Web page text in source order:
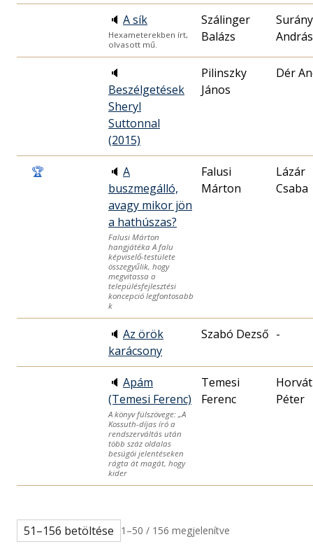
🔈 A sík
Hexameterekben írt,
olvasott mű.
Szálinger
Balázs
András
🔈
Beszélgetések
Sheryl
Suttonnal
(2015)
Pilinszky
János
Dér
🏆 🔈 A
buszmegálló,
avagy mikor jön
a hathúszas?
Falusi Márton
hangjátéka A falu
képviselő-testülete
összegyűlik, hogy
megvitassa a
településfejlesztési
koncepció legfontosabb
k
Falusi
Márton
Lázár
Csaba
🔈 Az örök
karácsony
Szabó Dezső -
🔈 Apám
(Temesi Ferenc)
A könyv fülszövege: „A
Kossuth-díjas író a
rendszerváltás után
több száz oldalas
besúgói jelentéseken
rágta át magát, hogy
kider
Temesi
Ferenc
Péter
51–156 betöltése 1–50 / 156 megjelenítve